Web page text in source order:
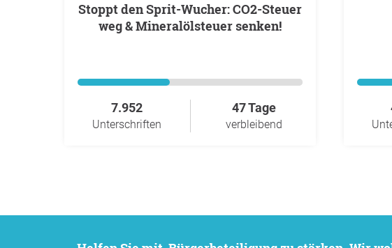
Stoppt den Sprit-Wucher: CO2-Steuer
weg & Mineralölsteuer senken!
7.952
Unterschriften
47 Tage
verbleibend